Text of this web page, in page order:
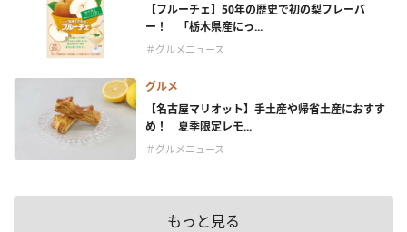
【フルーチェ】50年の歴史で初の梨フレーバ
ー！ 「栃木県産にっ...
＃グルメニュース
グルメ
【名古屋マリオット】手土産や帰省土産におすす
め！ 夏季限定レモ...
＃グルメニュース
もっと見る